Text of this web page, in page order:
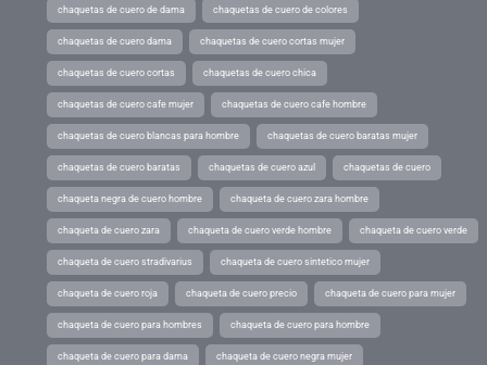
chaquetas de cuero de dama chaquetas de cuero de colores
chaquetas de cuero dama chaquetas de cuero cortas mujer
chaquetas de cuero cortas chaquetas de cuero chica
chaquetas de cuero cafe mujer chaquetas de cuero cafe hombre
chaquetas de cuero blancas para hombre chaquetas de cuero baratas mujer
chaquetas de cuero baratas chaquetas de cuero azul chaquetas de cuero
chaqueta negra de cuero hombre chaqueta de cuero zara hombre
chaqueta de cuero zara chaqueta de cuero verde hombre chaqueta de cuero verde
chaqueta de cuero stradivarius chaqueta de cuero sintetico mujer
chaqueta de cuero roja chaqueta de cuero precio chaqueta de cuero para mujer
chaqueta de cuero para hombres chaqueta de cuero para hombre
chaqueta de cuero para dama chaqueta de cuero negra mujer